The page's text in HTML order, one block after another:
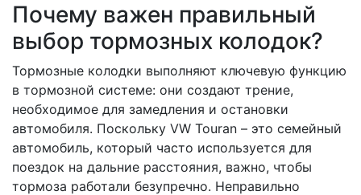
Почему важен правильный
выбор тормозных колодок?
Тормозные колодки выполняют ключевую функцию
в тормозной системе: они создают трение,
необходимое для замедления и остановки
автомобиля. Поскольку VW Touran – это семейный
автомобиль, который часто используется для
поездок на дальние расстояния, важно, чтобы
тормоза работали безупречно. Неправильно